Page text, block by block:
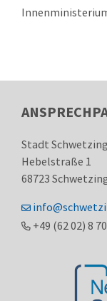
Stadt
Hebelstraße 1
68723
+49 (6202) 8 70